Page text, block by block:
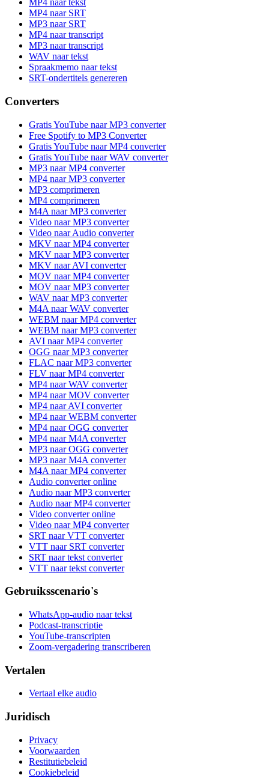
MP4 naar tekst
MP4 naar SRT
MP3 naar SRT
MP4 naar transcript
MP3 naar transcript
WAV naar tekst
Spraakmemo naar tekst
SRT-ondertitels genereren
Converters
Gratis YouTube naar MP3 converter
Free Spotify to MP3 Converter
Gratis YouTube naar MP4 converter
Gratis YouTube naar WAV converter
MP3 naar MP4 converter
MP4 naar MP3 converter
MP3 comprimeren
MP4 comprimeren
M4A naar MP3 converter
Video naar MP3 converter
Video naar Audio converter
MKV naar MP4 converter
MKV naar MP3 converter
MKV naar AVI converter
MOV naar MP4 converter
MOV naar MP3 converter
WAV naar MP3 converter
M4A naar WAV converter
WEBM naar MP4 converter
WEBM naar MP3 converter
AVI naar MP4 converter
OGG naar MP3 converter
FLAC naar MP3 converter
FLV naar MP4 converter
MP4 naar WAV converter
MP4 naar MOV converter
MP4 naar AVI converter
MP4 naar WEBM converter
MP4 naar OGG converter
MP4 naar M4A converter
MP3 naar OGG converter
MP3 naar M4A converter
M4A naar MP4 converter
Audio converter online
Audio naar MP3 converter
Audio naar MP4 converter
Video converter online
Video naar MP4 converter
SRT naar VTT converter
VTT naar SRT converter
SRT naar tekst converter
VTT naar tekst converter
Gebruiksscenario's
WhatsApp-audio naar tekst
Podcast-transcriptie
YouTube-transcripten
Zoom-vergadering transcriberen
Vertalen
Vertaal elke audio
Juridisch
Privacy
Voorwaarden
Restitutiebeleid
Cookiebeleid